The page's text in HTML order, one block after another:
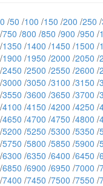
0 /50 /100 /150 /200 /250 /
/750 /800 /850 /900 /950 /
/1350 /1400 /1450 /1500 /
/1900 /1950 /2000 /2050 /
/2450 /2500 /2550 /2600 /
/3000 /3050 /3100 /3150 /
/3550 /3600 /3650 /3700 /
/4100 /4150 /4200 /4250 /
/4650 /4700 /4750 /4800 /
/5200 /5250 /5300 /5350 /
/5750 /5800 /5850 /5900 /
/6300 /6350 /6400 /6450 /
/6850 /6900 /6950 /7000 /
/7400 /7450 /7500 /7550 /